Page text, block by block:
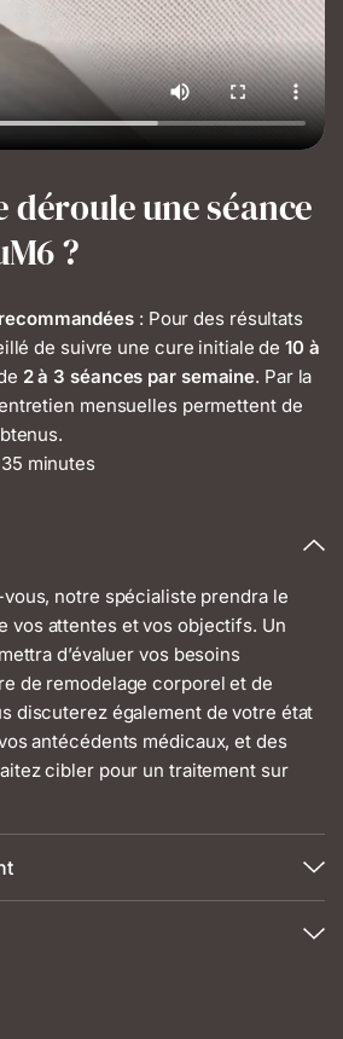
déroule une séance
?
: Pour des résultats
de suivre une cure initiale de10 à
2 à 3 séances par semaine. Par la
mensuelles permettent de
minutes
notre spécialiste prendra le
vos attentes et vos objectifs. Un
d’évaluer vos besoins
de remodelage corporel et de
discuterez également de votre état
antécédents médicaux, et des
cibler pour un traitement sur